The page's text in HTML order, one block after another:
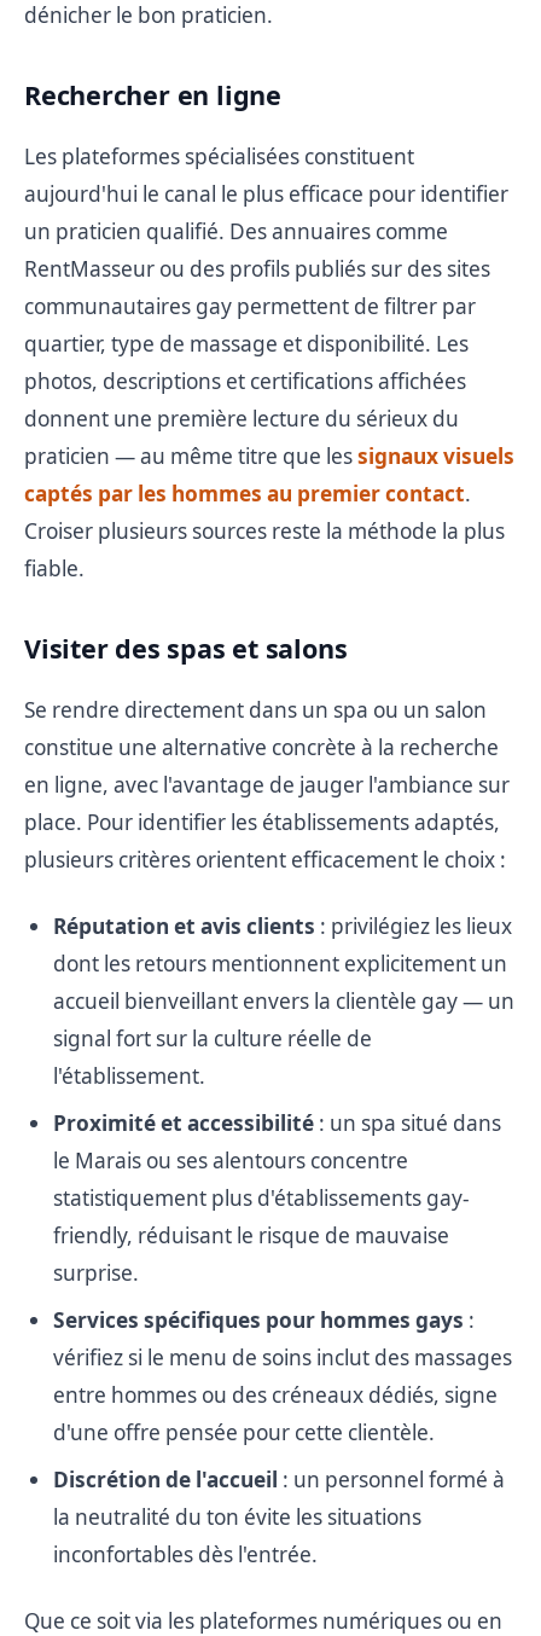
dénicher le bon praticien.
Rechercher en ligne
Les plateformes spécialisées constituent
aujourd'hui le canal le plus efficace pour identifier
un praticien qualifié. Des annuaires comme
RentMasseur ou des profils publiés sur des sites
communautaires gay permettent de filtrer par
quartier, type de massage et disponibilité. Les
photos, descriptions et certifications affichées
donnent une première lecture du sérieux du
praticien — au même titre que lessignaux visuels
captés par les hommes au premier contact.
Croiser plusieurs sources reste la méthode la plus
fiable.
Visiter des spas et salons
Se rendre directement dans un spa ou un salon
constitue une alternative concrète à la recherche
en ligne, avec l'avantage de jauger l'ambiance sur
place. Pour identifier les établissements adaptés,
plusieurs critères orientent efficacement le choix :
Réputation et avis clients : privilégiez les lieux
dont les retours mentionnent explicitement un
accueil bienveillant envers la clientèle gay — un
signal fort sur la culture réelle de
l'établissement.
Proximité et accessibilité : un spa situé dans
le Marais ou ses alentours concentre
statistiquement plus d'établissements gay-
friendly, réduisant le risque de mauvaise
surprise.
Services spécifiques pour hommes gays :
vérifiez si le menu de soins inclut des massages
entre hommes ou des créneaux dédiés, signe
d'une offre pensée pour cette clientèle.
Discrétion de l'accueil : un personnel formé à
la neutralité du ton évite les situations
inconfortables dès l'entrée.
Que ce soit via les plateformes numériques ou en